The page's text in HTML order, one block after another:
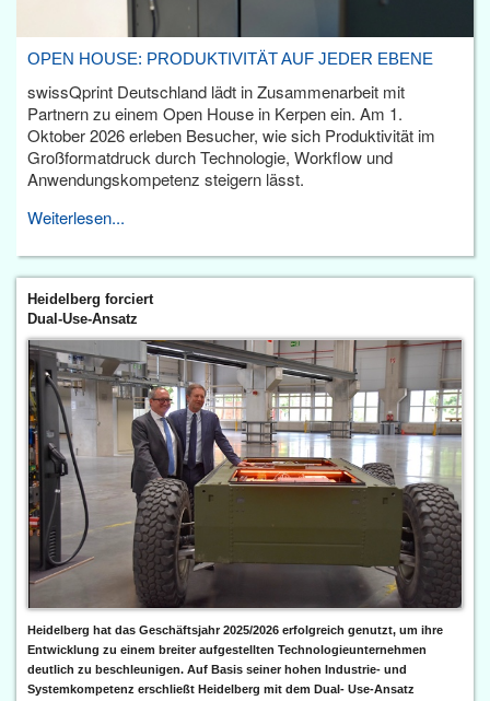
OPEN HOUSE: PRODUKTIVITÄT AUF JEDER EBENE
swissQprint Deutschland lädt in Zusammenarbeit mit
Partnern zu einem Open House in Kerpen ein. Am 1.
Oktober 2026 erleben Besucher, wie sich Produktivität im
Großformatdruck durch Technologie, Workflow und
Anwendungskompetenz steigern lässt.
Weiterlesen...
Heidelberg forciert
Dual-Use-Ansatz
Heidelberg hat das Geschäftsjahr 2025/2026 erfolgreich genutzt, um ihre
Entwicklung zu einem breiter aufgestellten Technologieunternehmen
deutlich zu beschleunigen. Auf Basis seiner hohen Industrie- und
Systemkompetenz erschließt Heidelberg mit dem Dual- Use-Ansatz